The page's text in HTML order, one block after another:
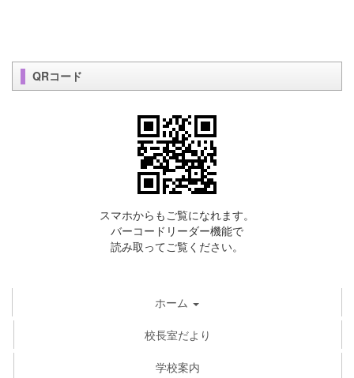
QRコード
スマホからもご覧になれます。
バーコードリーダー機能で
読み取ってご覧ください。
ホーム
校長室だより
学校案内